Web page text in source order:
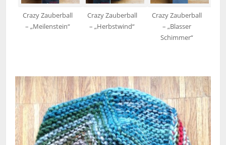
Crazy Zauberball
– „Meilenstein“
Crazy Zauberball
– „Herbstwind“
Crazy Zauberball
– „Blasser
Schimmer“